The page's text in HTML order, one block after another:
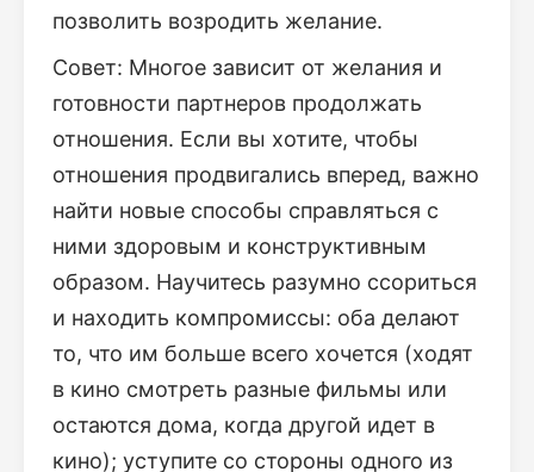
позволить возродить желание.
Совет: Многое зависит от желания и
готовности партнеров продолжать
отношения. Если вы хотите, чтобы
отношения продвигались вперед, важно
найти новые способы справляться с
ними здоровым и конструктивным
образом. Научитесь разумно ссориться
и находить компромиссы: оба делают
то, что им больше всего хочется (ходят
в кино смотреть разные фильмы или
остаются дома, когда другой идет в
кино); уступите со стороны одного из